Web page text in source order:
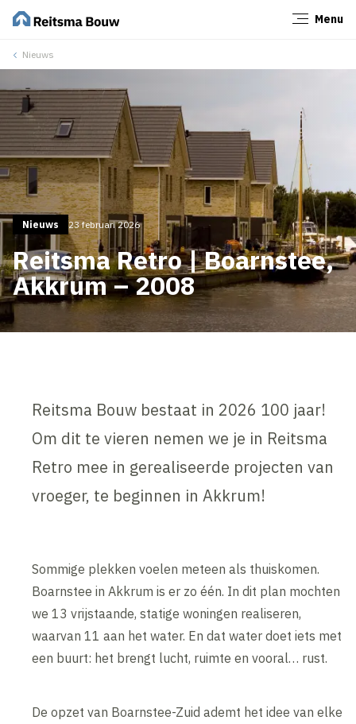
Menu
Nieuws
Nieuws 23 februari 2026
Reitsma Retro | Boarnstee,
Akkrum – 2008
Reitsma Bouw bestaat in 2026 100 jaar!
Om dit te vieren nemen we je in Reitsma
Retro mee in gerealiseerde projecten van
vroeger, te beginnen in Akkrum!
Sommige plekken voelen meteen als thuiskomen.
Boarnstee in Akkrum is er zo één. In dit plan mochten
we 13 vrijstaande, statige woningen realiseren,
waarvan 11 aan het water. En dat water doet iets met
een buurt: het brengt lucht, ruimte en vooral… rust.
De opzet van Boarnstee-Zuid ademt het idee van elke
Sluiten